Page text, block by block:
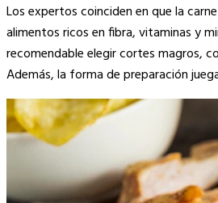
Los expertos coinciden en que la
alimentos ricos en fibra, vitaminas y
recomendable elegir cortes magros,
Además, la forma de preparación